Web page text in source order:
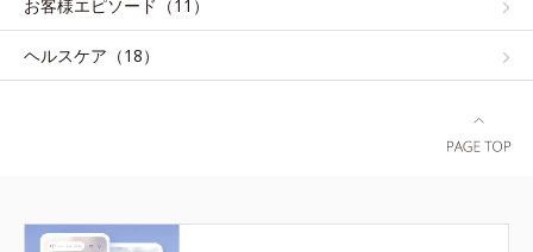
お客様エピソード（11）
ヘルスケア（18）